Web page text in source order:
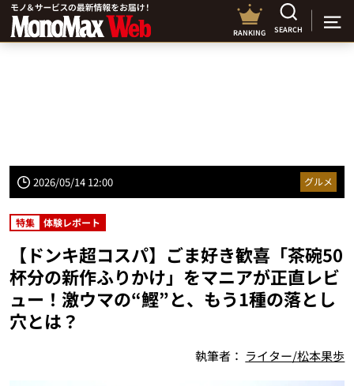
RANKING SEARCH
2026/05/14 12:00 グルメ
特集 体験レポート
【ドンキ超コスパ】ごま好き歓喜「茶碗50
杯分の新作ふりかけ」をマニアが正直レビ
ュー！激ウマの“鰹”と、もう1種の落とし
穴とは？
執筆者： ライター/松本果歩